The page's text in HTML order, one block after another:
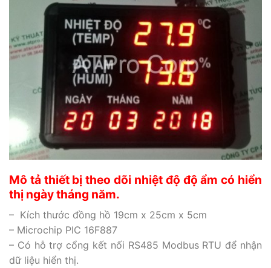
Mô tả thiết bị theo dõi nhiệt độ độ ẩm có hiển
thị ngày tháng năm.
– Kích thước đồng hồ 19cm x 25cm x 5cm
– Microchip PIC 16F887
– Có hỗ trợ cổng kết nối RS485 Modbus RTU để nhận
dữ liệu hiển thị.